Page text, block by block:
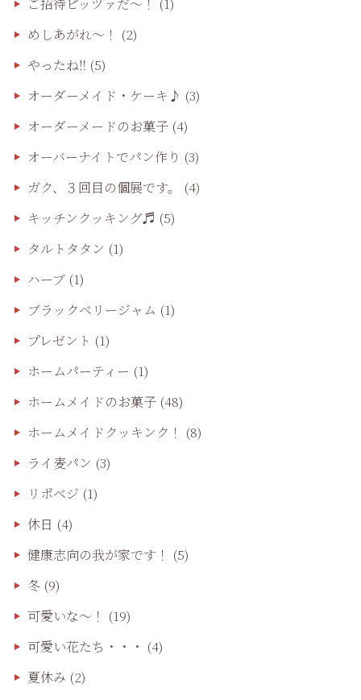
めしあがれ～！ (2)
やったね‼️ (5)
オーダーメイド・ケーキ♪ (3)
オーダーメードのお菓子(4)
オーバーナイトでパン作り (3)
ガク、３回目の個展です。
(4)
キッチンクッキング♬ (5)
タルトタタン (1)
ハーブ(1)
ブラックベリージャム (1)
プレゼント (1)
ホームパーティー (1)
ホームメイドのお菓子(48)
ホームメイドクッキンク！ (8)
ライ麦パン (3)
リポベジ (1)
休日 (4)
健康志向の我が家です！ (5)
冬(9)
可愛いな〜！ (19)
可愛い花たち・・・ (4)
夏休み (2)